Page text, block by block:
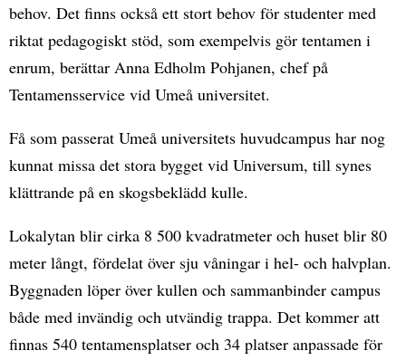
behov. Det finns också ett stort behov för studenter med
riktat pedagogiskt stöd, som exempelvis gör tentamen i
enrum, berättar Anna Edholm Pohjanen, chef på
Tentamensservice vid Umeå universitet.
Få som passerat Umeå universitets huvudcampus har nog
kunnat missa det stora bygget vid Universum, till synes
klättrande på en skogsbeklädd kulle.
Lokalytan blir cirka 8 500 kvadratmeter och huset blir 80
meter långt, fördelat över sju våningar i hel- och halvplan.
Byggnaden löper över kullen och sammanbinder campus
både med invändig och utvändig trappa. Det kommer att
finnas 540 tentamensplatser och 34 platser anpassade för